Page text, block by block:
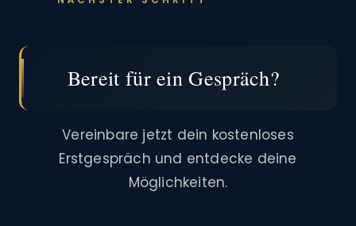
Bereit für ein Gespräch?
Vereinbare jetzt dein kostenloses
Erstgespräch und entdecke deine
Möglichkeiten.